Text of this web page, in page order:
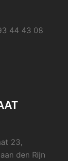
44 43 08
23,
den Rijn